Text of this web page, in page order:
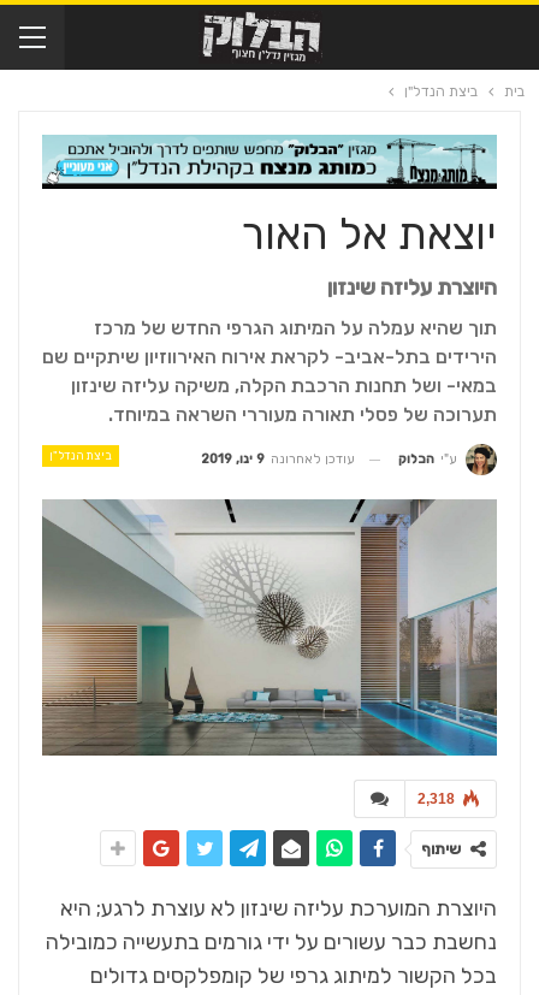
בית ביצת הנדל"ן
יוצאת אל האור
היוצרת עליזה שינזון
תוך שהיא עמלה על המיתוג הגרפי החדש של מרכז
הירידים בתל-אביב- לקראת אירוח האירווזיון שיתקיים שם
במאי- ושל תחנות הרכבת הקלה, משיקה עליזה שינזון
תערוכה של פסלי תאורה מעוררי השראה במיוחד.
ביצת הנדל"ן ע"י הבלוק עודכן לאחרונה 9 ינו, 2019
2,318
שיתוף
היוצרת המוערכת עליזה שינזון לא עוצרת לרגע; היא
נחשבת כבר עשורים על ידי גורמים בתעשייה כמובילה
בכל הקשור למיתוג גרפי של קומפלקסים גדולים